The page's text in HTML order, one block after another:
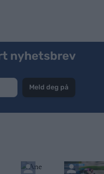
nyhetsbrev
Meld deg på